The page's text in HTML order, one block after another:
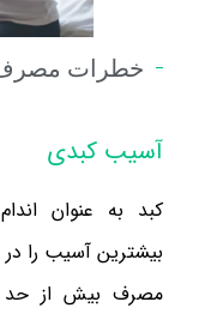
خطرات مصرف
آسیب کبدی
کبد به عنوان
بیشترین آسیب را
مصرف بیش از حد